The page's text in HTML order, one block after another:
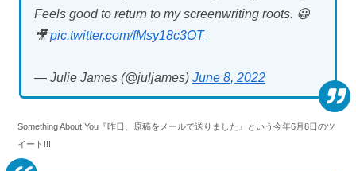
Feels good to return to my screenwriting roots. 😀
🎥pic.twitter.com/fMsy18c3OT
— Julie James (@juljames) June 8, 2022
Something About You『昨日、原稿をメールで送りました』という今年6月8日のツ
イート!!!